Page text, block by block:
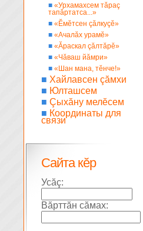
■ «Урхамахсем тăраç
тапăртатса...»
■ «Ĕмĕтсен çăлкуçĕ»
■ «Ачалăх урамĕ»
■ «Ăраскал çăлтăрĕ»
■ «Чăваш йăмри»
■ «Шан мана, тĕнче!»
■ Хайлавсен çăмхи
■ Юлташсем
■ Çыхăну мелĕсем
■ Координаты для
связи
Сайта кĕр
Усăç:
Вăрттăн сăмах: